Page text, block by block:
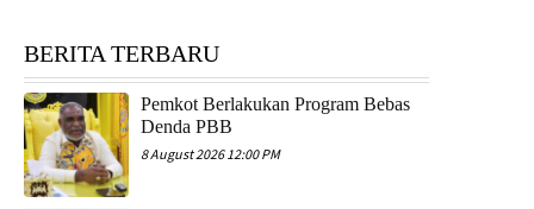
BERITA TERBARU
Pemkot Berlakukan Program Bebas
Denda PBB
8 August 2026 12:00 PM